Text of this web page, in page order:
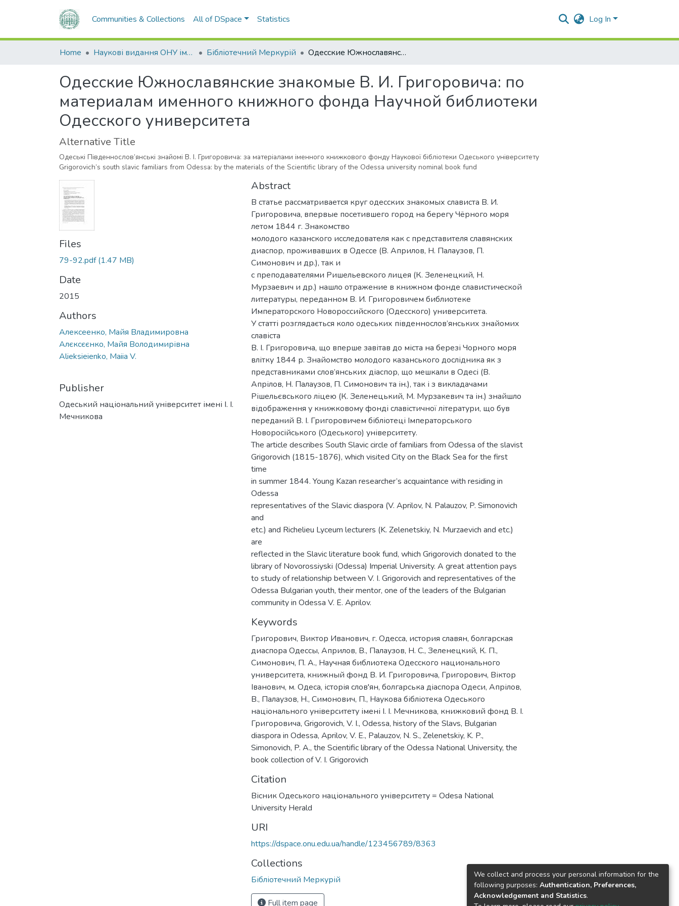
Communities & Collections All of DSpace Statistics Log In
Home Наукові видання ОНУ імені І. І. Мечникова Бібліотечний Меркурій Одесские Южнославянские знакомые В. И. Григоровича: по материалам именного книжного фонда Научной библиотеки Одесского университета
Одесские Южнославянские знакомые В. И. Григоровича: по
материалам именного книжного фонда Научной библиотеки
Одесского университета
Alternative Title
Одеські Південнослов’янські знайомі В. І. Григоровича: за матеріалами іменного книжкового фонду Наукової бібліотеки Одеського університету
Grigorovich’s south slavic familiars from Odessa: by the materials of the Scientific library of the Odessa university nominal book fund
Files
79-92.pdf(1.47 MB)
Date
2015
Authors
Алексеенко, Майя Владимировна
Алєксєєнко, Майя Володимирівна
Alieksieienko, Maiia V.
Publisher
Одеський національний університет імені І. І.
Мечникова
Abstract
В статье рассматривается круг одесских знакомых слависта В. И.
Григоровича, впервые посетившего город на берегу Чёрного моря
летом 1844 г. Знакомство
молодого казанского исследователя как с представителя славянских
диаспор, проживавших в Одессе (В. Априлов, Н. Палаузов, П.
Симонович и др.), так и
с преподавателями Ришельевского лицея (К. Зеленецкий, Н.
Мурзаевич и др.) нашло отражение в книжном фонде славистической
литературы, переданном В. И. Григоровичем библиотеке
Императорского Новороссийского (Одесского) университета.
У статті розглядається коло одеських південнослов’янських знайомих
славіста
В. І. Григоровича, що вперше завітав до міста на березі Чорного моря
влітку 1844 р. Знайомство молодого казанського дослідника як з
представниками слов’янських діаспор, що мешкали в Одесі (В.
Апрілов, Н. Палаузов, П. Симонович та ін.), так і з викладачами
Рішельєвського ліцею (К. Зеленецький, М. Мурзакевич та ін.) знайшло
відображення у книжковому фонді славістичної літератури, що був
переданий В. І. Григоровичем бібліотеці Імператорського
Новоросійського (Одеського) університету.
The article describes South Slavic circle of familiars from Odessa of the slavist
Grigorovich (1815-1876), which visited City on the Black Sea for the first
time
in summer 1844. Young Kazan researcher’s acquaintance with residing in
Odessa
representatives of the Slavic diaspora (V. Aprilov, N. Palauzov, P. Simonovich
and
etc.) and Richelieu Lyceum lecturers (K. Zelenetskiy, N. Murzaevich and etc.)
are
reflected in the Slavic literature book fund, which Grigorovich donated to the
library of Novorossiyski (Odessa) Imperial University. A great attention pays
to study of relationship between V. I. Grigorovich and representatives of the
Odessa Bulgarian youth, their mentor, one of the leaders of the Bulgarian
community in Odessa V. E. Aprilov.
Keywords
Григорович, Виктор Иванович, г. Одесса, история славян, болгарская
диаспора Одессы, Априлов, В., Палаузов, Н. С., Зеленецкий, К. П.,
Симонович, П. А., Научная библиотека Одесского национального
университета, книжный фонд В. И. Григоровича, Григорович, Віктор
Іванович, м. Одеса, історія слов'ян, болгарська діаспора Одеси, Апрілов,
В., Палаузов, Н., Симонович, П., Наукова бібліотека Одеського
національного університету імені І. І. Мечникова, книжковий фонд В. І.
Григоровича, Grigorovich, V. I., Odessa, history of the Slavs, Bulgarian
diaspora in Odessa, Aprilov, V. E., Palauzov, N. S., Zelenetskiy, K. P.,
Simonovich, P. A., the Scientific library of the Odessa National University, the
book collection of V. I. Grigorovich
Citation
Вісник Одеського національного університету = Odesa National
University Herald
URI
https://dspace.onu.edu.ua/handle/123456789/8363
Collections
Бібліотечний Меркурій
Full item page
We collect and process your personal information for the
following purposes: Authentication, Preferences,
Acknowledgement and Statistics.